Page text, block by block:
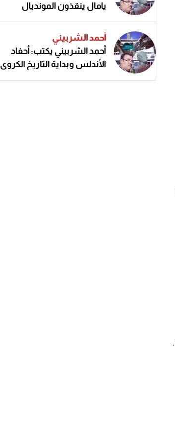
يامال ينقذون المونديال
أحمد الشربيني
أحمد الشربيني يكتب: أحفاد
الأندلس وبداية التاريخ الكروي